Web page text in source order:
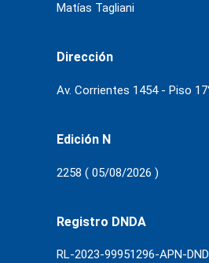
Matías Tagliani
Dirección
Av. Corrientes 1454 - Piso
Edición N
2258 ( 05/08/2026 )
Registro DNDA
RL-2023-99951296-APN-